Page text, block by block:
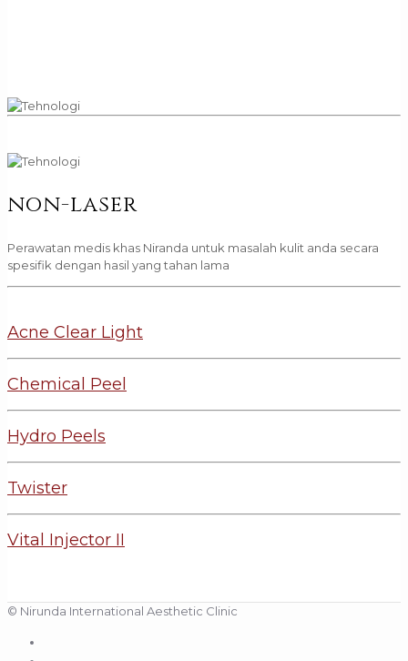
non-laser
Perawatan medis khas Niranda untuk masalah kulit anda secara
spesifik dengan hasil yang tahan lama
Acne Clear Light
Chemical Peel
Hydro Peels
Twister
Vital Injector II
© Nirunda International Aesthetic Clinic